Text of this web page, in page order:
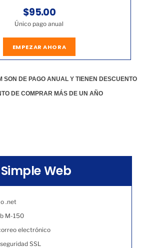
$95.00
Único pago anual
EMPEZAR AHORA
SON DE PAGO ANUAL Y TIENEN DESCUENTO
DE COMPRAR MÁS DE UN AÑO
Simple Web
.net
M-150
electrónico
SSL